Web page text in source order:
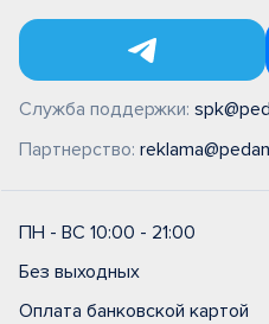
Служба поддержки:
Партнерство:
ПН - ВС 10:00 - 21:00
Без выходных
Оплата банковской картой